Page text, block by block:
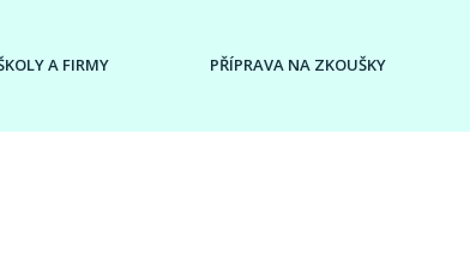
A FIRMY PŘÍPRAVA NA ZKOUŠKY